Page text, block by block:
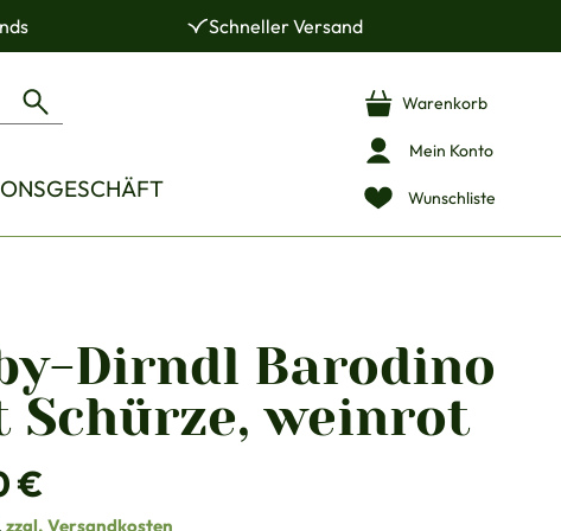
Schneller Versand
Wunschliste
Mein Konto
Warenkorb
Dirndl Barodino
Schürze, weinrot
€
zzgl. Versandkosten